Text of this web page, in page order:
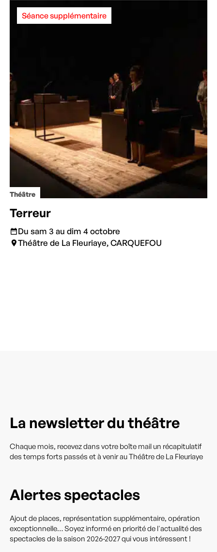
Théâtre
Séance supplémentaire
Terreur
Du sam 3 au dim 4 octobre
Théâtre de La Fleuriaye, CARQUEFOU
La newsletter du théâtre
Chaque mois, recevez dans votre boîte mail un récapitulatif
des temps forts passés et à venir au Théâtre de La Fleuriaye
Alertes spectacles
Ajout de places, représentation supplémentaire, opération
exceptionnelle… Soyez informé en priorité de l'actualité des
spectacles de la saison 2026-2027 qui vous intéressent !